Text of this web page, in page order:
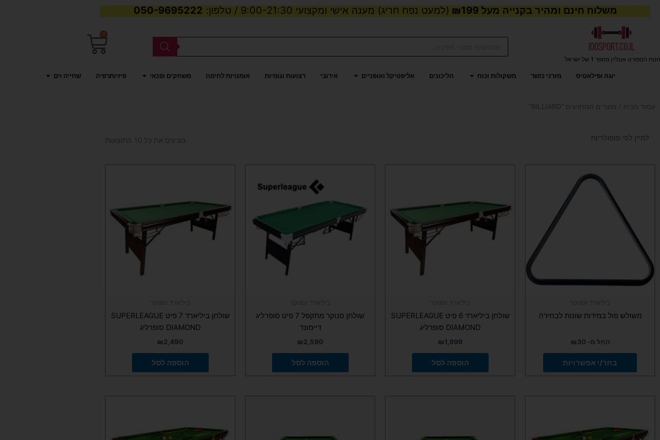
משלוח חינם ומהיר בקנייה מעל ₪199 (למעט נפח חריג) מענה אישי ומקצועי 9:00-21:30 / טלפון: 050-9695222
חנות הספורט אונליין מספר 1 של ישראל
Products
0
עגלת
יוגה ופילאטיס מזרני כושר משקולות וכוח פתח משקולות וכוח
הליכונים אליפטיקל ואופניים פתח אליפטיקל ואופניים
אירובי רצועות וגומיות אומנויות לחימה משחקים ופנאי פתח משחקים ופנאי
פיזיותרפיה שחייה וים פתח שחייה וים
עמוד הבית / מוצרים המתויגים “BILLIARD”
מציגים את כל ⁦10⁩ התוצאות
משולש פול במידות שונות לבחירה
החל מ- ₪30
בחר/י אפשרויות
זה
המוצר
שולחן ביליארד 6 פיט SUPERLEAGUE
DIAMOND סופרליג
₪1,999
הוספה לסל
שולחן סנוקר מתקפל 7 פיט סופרליג
דיימונד
₪2,590
הוספה לסל
שולחן ביליארד 7 פיט SUPERLEAGUE
DIAMOND סופרליג
₪2,490
הוספה לסל